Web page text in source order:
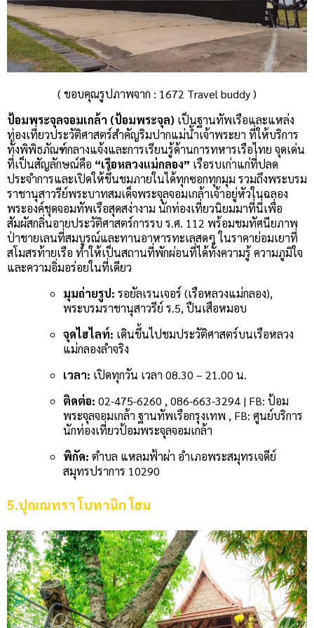
( ขอบคุณรูปภาพจาก : 1672 Travel buddy)
ป้อมพระจุลจอมเกล้า (ป้อมพระจุล) เป็นฐานทัพเรือและแหล่ง
ท่องเที่ยวประวัติศาสตร์สำคัญริมปากแม่น้ำเจ้าพระยา ที่ให้บริการ
ทั้งพิพิธภัณฑ์กลางแจ้งและการเรียนรู้ด้านการทหารเรือไทย จุดเด่น
ที่เป็นสัญลักษณ์คือ “เรือหลวงแม่กลอง” เรือรบเก่าแก่ที่ปลด
ประจำการและเปิดให้ขึ้นชมภายในได้ทุกซอกทุกมุม รวมถึงพระบรม
ราชานุสาวรีย์พระบาทสมเด็จพระจุลจอมเกล้าเจ้าอยู่หัวในฉลอง
พระองค์ชุดจอมทัพเรือสุดสง่างาม นักท่องเที่ยวนิยมมาที่นี่เพื่อ
สัมผัสกลิ่นอายประวัติศาสตร์การรบ ร.ศ. 112 พร้อมชมทัศนียภาพ
ป่าชายเลนที่สมบูรณ์และทานอาหารทะเลสดๆ ในราคาย่อมเยาที่
สโมสรท้ายเรือ ทำให้เป็นสถานที่พักผ่อนที่ได้ทั้งความรู้ ความภูมิใจ
และความอิ่มอร่อยในที่เดียว
มุมถ่ายรูป: รอยัลเรนเจอร์ (เรือหลวงแม่กลอง),
พระบรมราชานุสาวรีย์ ร.5, ปืนเสือหมอบ
จุดไฮไลท์: เดินขึ้นไปชมประวัติศาสตร์บนเรือหลวง
แม่กลองลำจริง
เวลา: เปิดทุกวัน เวลา 08.30 – 21.00 น.
ติดต่อ: 02-475-6260 , 086-663-3294 | FB: ป้อม
พระจุลจอมเกล้า ฐานทัพเรือกรุงเทพ , FB: ศูนย์บริการ
นักท่องเที่ยวป้อมพระจุลจอมเกล้า
พิกัด: ตำบล แหลมฟ้าผ่า อำเภอพระสมุทรเจดีย์
สมุทรปราการ 10290
5.ปุณณทรา โบทานิก โฮม